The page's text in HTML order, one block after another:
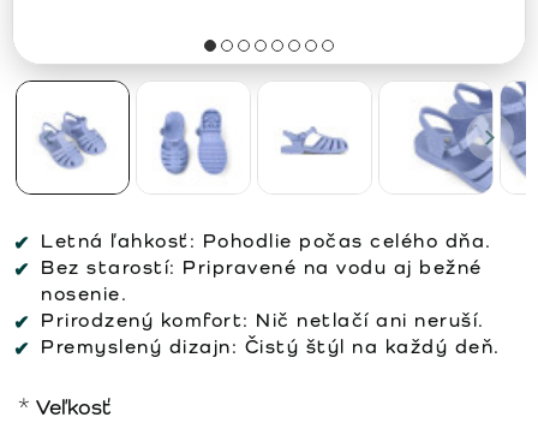
Letná ľahkosť: Pohodlie počas celého dňa.
Bez starostí: Pripravené na vodu aj bežné
nosenie.
Prirodzený komfort: Nič netlačí ani neruší.
Premyslený dizajn: Čistý štýl na každý deň.
Veľkosť